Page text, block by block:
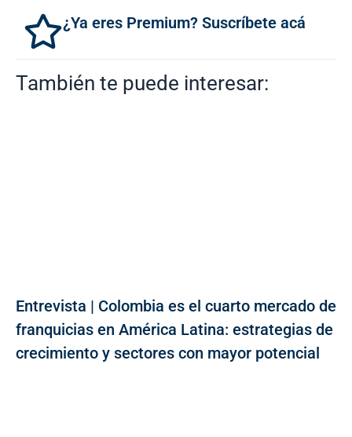
¿Ya eres Premium? Suscríbete acá
También te puede interesar:
Entrevista | Colombia es el cuarto mercado de
franquicias en América Latina: estrategias de
crecimiento y sectores con mayor potencial